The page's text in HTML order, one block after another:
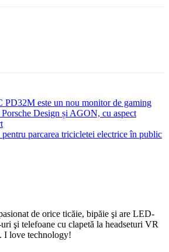
PD32M este un nou monitor de gaming
Design și AGON, cu aspect
parcarea tricicletei electrice în public
de orice ticăie, bipăie şi are LED-
şi telefoane cu clapetă la headseturi VR
I love technology!